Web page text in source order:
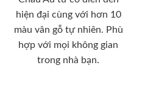
hiện đại cùng với hơn 10
màu vân gỗ tự nhiên. Phù
hợp với mọi không gian
trong nhà bạn.